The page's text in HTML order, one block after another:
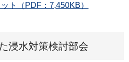
ト（PDF：7,450KB）
浸水対策検討部会